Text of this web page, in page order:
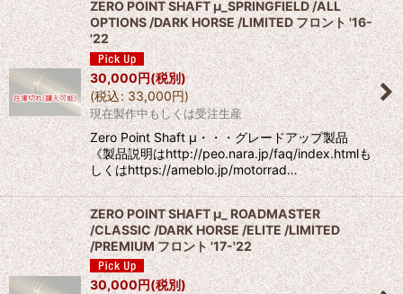
ZERO POINT SHAFT μ_SPRINGFIELD /ALL
OPTIONS /DARK HORSE /LIMITED フロント '16-
'22
30,000円(税別)
(税込: 33,000円)
現在製作中もしくは受注生産
Zero Point Shaft μ・・・グレードアップ製品
《製品説明はhttp://peo.nara.jp/faq/index.htmlも
しくはhttps://ameblo.jp/motorrad…
ZERO POINT SHAFT μ_ ROADMASTER
/CLASSIC /DARK HORSE /ELITE /LIMITED
/PREMIUM フロント '17-'22
30,000円(税別)